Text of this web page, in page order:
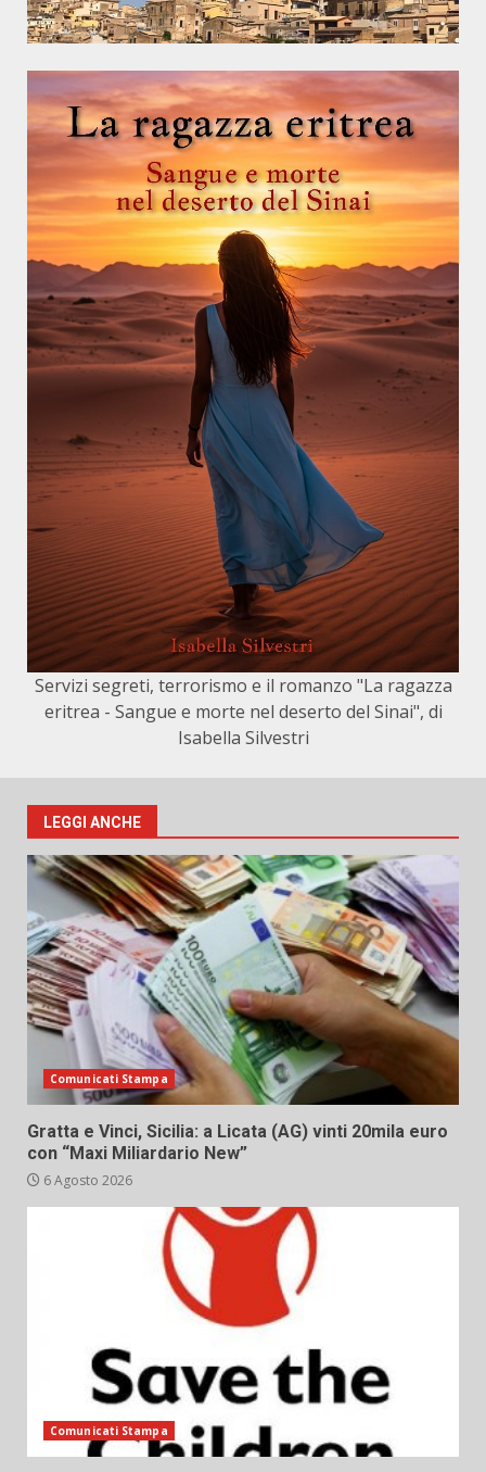
Servizi segreti, terrorismo e il romanzo "La ragazza
eritrea - Sangue e morte nel deserto del Sinai", di
Isabella Silvestri
LEGGI ANCHE
Comunicati Stampa
Gratta e Vinci, Sicilia: a Licata (AG) vinti 20mila euro
con “Maxi Miliardario New”
6 Agosto 2026
Comunicati Stampa